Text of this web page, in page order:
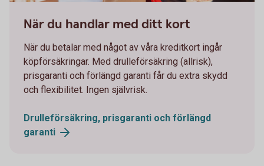
När du handlar med ditt kort
När du betalar med något av våra kreditkort ingår
köpförsäkringar. Med drulleförsäkring (allrisk),
prisgaranti och förlängd garanti får du extra skydd
och flexibilitet. Ingen självrisk.
Drulleförsäkring, prisgaranti och förlängd
garanti